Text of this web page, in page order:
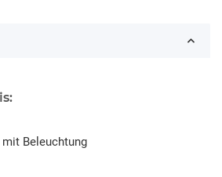
Beleuchtung